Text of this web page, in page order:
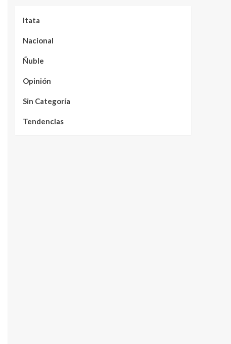
Itata
Nacional
Ñuble
Opinión
Sin Categoría
Tendencias